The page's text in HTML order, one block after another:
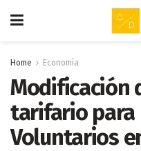
Home Economía
Modificación
tarifario para
Voluntarios